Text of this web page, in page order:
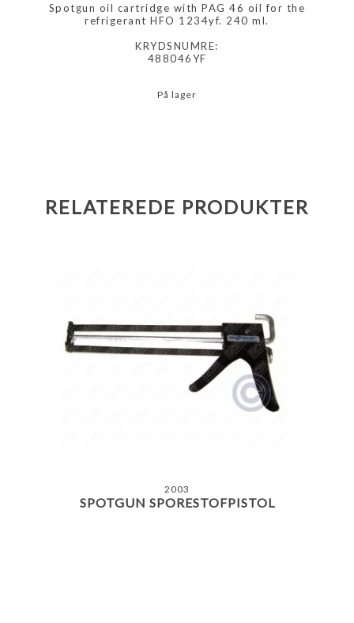
Spotgun oil cartridge with PAG 46 oil for the
refrigerant HFO 1234yf. 240 ml.
KRYDSNUMRE:
488046YF
På lager
RELATEREDE PRODUKTER
2003
SPOTGUN SPORESTOFPISTOL